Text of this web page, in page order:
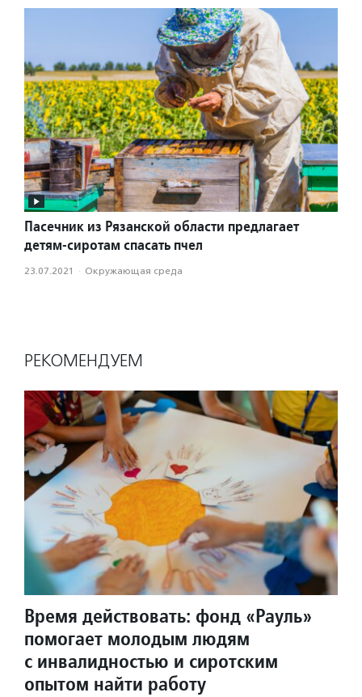
Пасечник из Рязанской области предлагает
детям-сиротам спасать пчел
23.07.2021 · Окружающая среда
РЕКОМЕНДУЕМ
Время действовать: фонд «Рауль»
помогает молодым людям
с инвалидностью и сиротским
опытом найти работу